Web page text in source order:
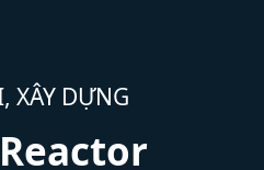
XÂY DỰNG